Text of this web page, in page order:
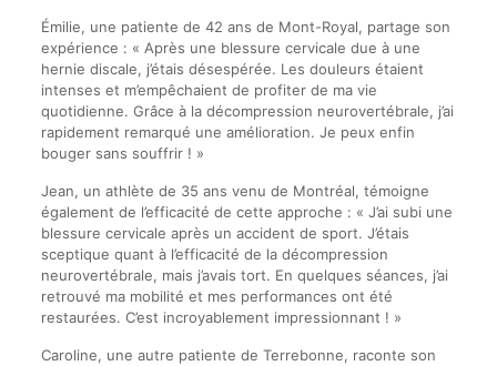
Émilie, une patiente de 42 ans de Mont-Royal, partage son
expérience : « Après une blessure cervicale due à une
hernie discale, j’étais désespérée. Les douleurs étaient
intenses et m’empêchaient de profiter de ma vie
quotidienne. Grâce à la décompression neurovertébrale, j’ai
rapidement remarqué une amélioration. Je peux enfin
bouger sans souffrir ! »
Jean, un athlète de 35 ans venu de Montréal, témoigne
également de l’efficacité de cette approche : « J’ai subi une
blessure cervicale après un accident de sport. J’étais
sceptique quant à l’efficacité de la décompression
neurovertébrale, mais j’avais tort. En quelques séances, j’ai
retrouvé ma mobilité et mes performances ont été
restaurées. C’est incroyablement impressionnant ! »
Caroline, une autre patiente de Terrebonne, raconte son